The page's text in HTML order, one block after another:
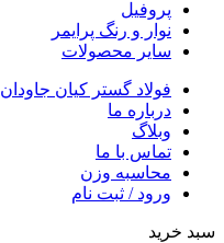
پروفیل
نوار و رنگ پرایمر
سایر محصولات
فولاد گستر کیان جاودان
درباره ما
وبلاگ
تماس با ما
محاسبه وزن
ورود / ثبت نام
سبد خرید